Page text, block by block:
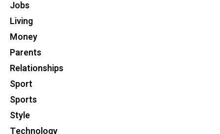
Jobs
Living
Money
Parents
Relationships
Sport
Sports
Style
Technology